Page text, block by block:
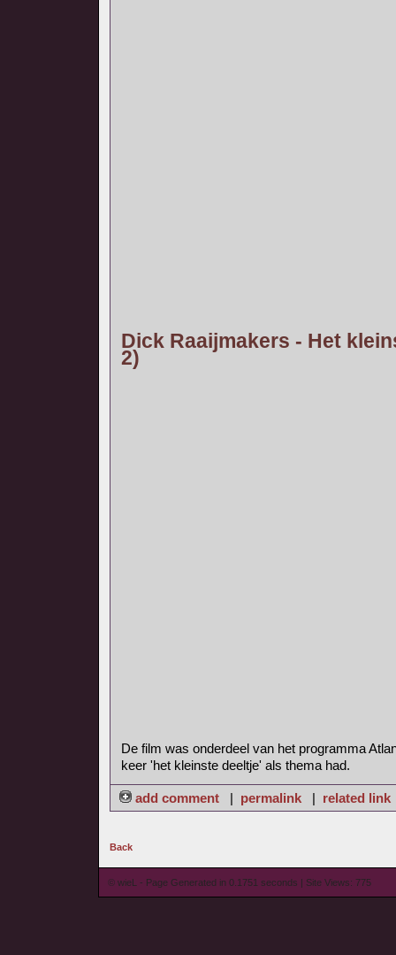
Dick Raaijmakers - Het
2)
De film was onderdeel van het programma
keer 'het kleinste deeltje' als thema had.
add comment | permalink| related link
Back
© wieL - Page Generated in 0.1751 seconds | Site Views: 775